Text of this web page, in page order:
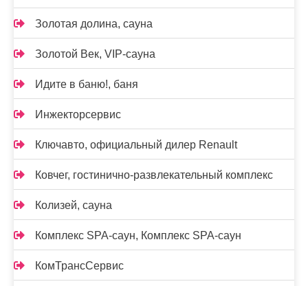
Золотая долина, сауна
Золотой Век, VIP-сауна
Идите в баню!, баня
Инжекторсервис
Ключавто, официальный дилер Renault
Ковчег, гостинично-развлекательный комплекс
Колизей, сауна
Комплекс SPA-саун, Комплекс SPA-саун
КомТрансСервис